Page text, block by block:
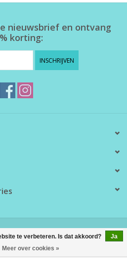
nieuwsbrief en ontvang
korting:
INSCHRIJVEN
Lightspeed
te verbeteren. Is dat akkoord?
Ja
Meer over cookies »